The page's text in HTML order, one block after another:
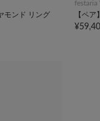
モンド リング
festaria
【ペ